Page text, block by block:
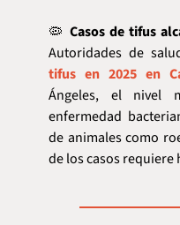
🦠 Casos de tifus
Autoridades de
tifus en 2025 en
Ángeles, el nivel
enfermedad
de animales como
de los casos